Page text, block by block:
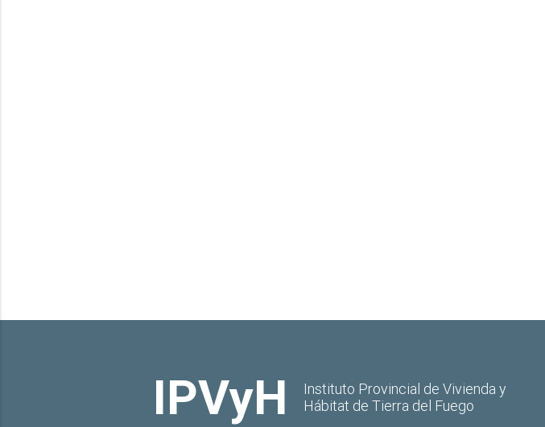
IPVyH
Instituto Provincial de Vivienda y
Hábitat de Tierra del Fuego